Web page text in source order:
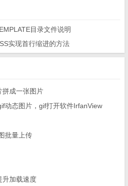
目录文件说明
实现首行缩进的方法
拼成一张图片
动态图片，gif打开软件IrfanView‌
批量上传
升加载速度